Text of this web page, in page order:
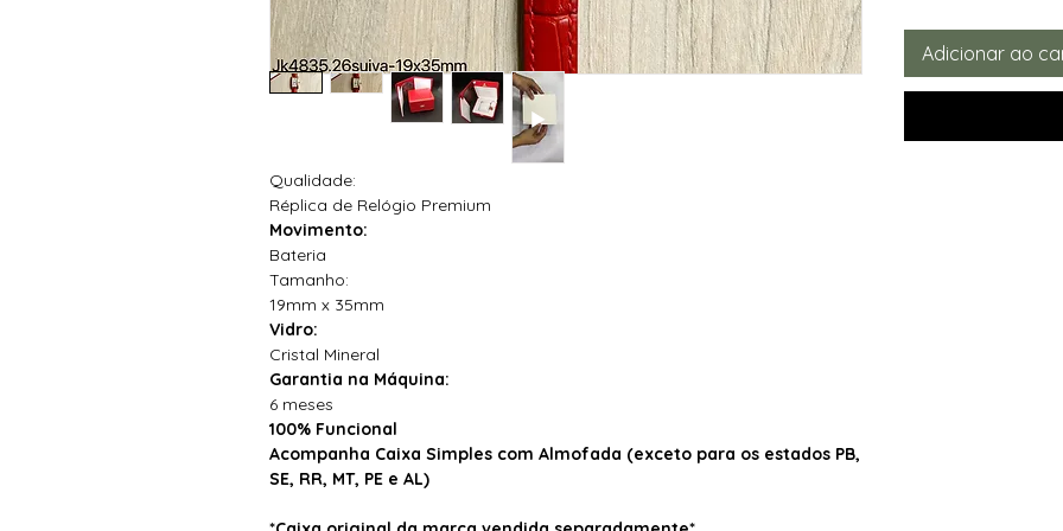
Qualidade:
Réplica de Relógio Premium
Movimento:
Bateria
Tamanho:
19mm x 35mm
Vidro:
Cristal Mineral
Garantia na Máquina:
6 meses
100% Funcional
Acompanha Caixa Simples com Almofada (exceto para os estados PB,
SE, RR, MT, PE e AL)
Adicionar ao